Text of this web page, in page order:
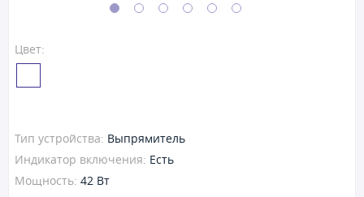
Цвет:
Тип устройства: Выпрямитель
Индикатор включения: Есть
Мощность: 42 Вт